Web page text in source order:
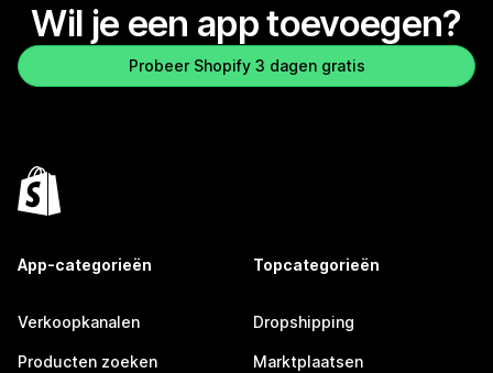
Wil je een app toevoegen?
Probeer Shopify 3 dagen gratis
App-categorieën
Verkoopkanalen
Producten zoeken
Topcategorieën
Dropshipping
Marktplaatsen